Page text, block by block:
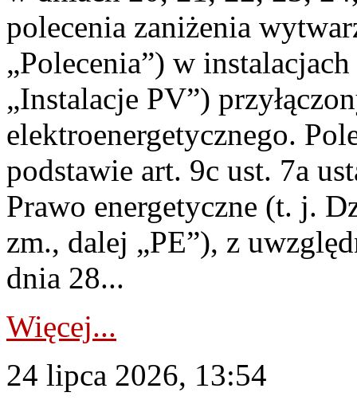
polecenia zaniżenia
„Polecenia”) w
„Instalacje PV”)
elektroenergetycznego.
podstawie art. 9c ust. 7a
Prawo energetyczne (t. j.
zm., dalej „PE”), z
dnia 28...
Więcej...
24 lipca 2026, 13:54